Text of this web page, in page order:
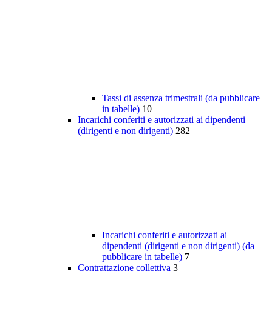
Tassi di assenza trimestrali (da pubblicare
in tabelle) 10
Incarichi conferiti e autorizzati ai dipendenti
(dirigenti e non dirigenti) 282
Incarichi conferiti e autorizzati ai
dipendenti (dirigenti e non dirigenti) (da
pubblicare in tabelle) 7
Contrattazione collettiva 3